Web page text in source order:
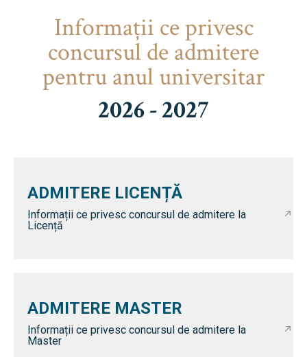
Informaţii ce privesc
concursul de admitere
pentru anul universitar
2026 - 2027
ADMITERE LICENȚĂ
Informații ce privesc concursul de admitere la
Licență
ADMITERE MASTER
Informații ce privesc concursul de admitere la
Master